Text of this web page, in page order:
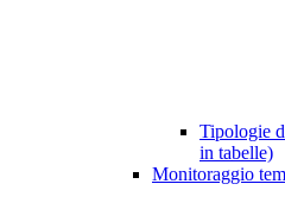
Tipologie
in tabelle)
Monitoraggio